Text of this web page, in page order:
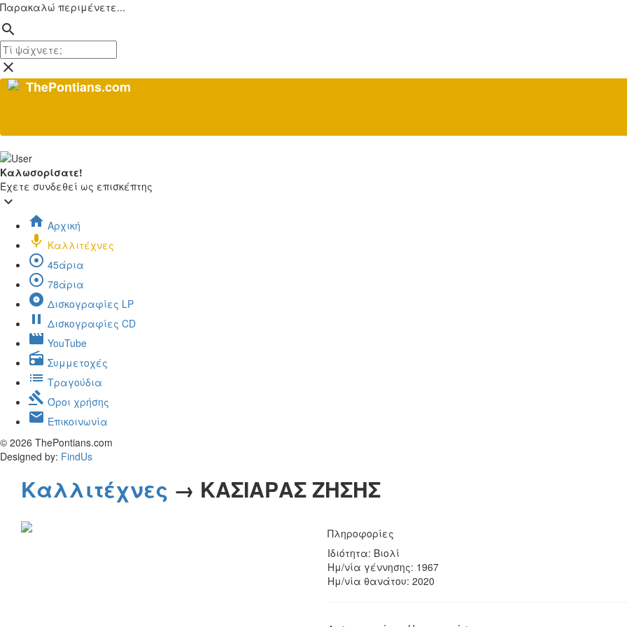
Παρακαλώ περιμένετε...
search
close
ThePontians.com
Καλωσορίσατε!
Έχετε συνδεθεί ως επισκέπτης
keyboard_arrow_down
home Αρχική
mic Καλλιτέχνες
adjust 45άρια
adjust 78άρια
album Δισκογραφίες LP
pause Δισκογραφίες CD
movie YouTube
radio Συμμετοχές
list Τραγούδια
gavel Όροι χρήσης
mail Επικοινωνία
© 2026 ThePontians.com
Designed by: FindUs
Καλλιτέχνες → ΚΑΣΙΑΡΑΣ ΖΗΣΗΣ
Πληροφορίες
Ιδιότητα: Βιολί
Ημ/νία γέννησης: 1967
Ημ/νία θανάτου: 2020